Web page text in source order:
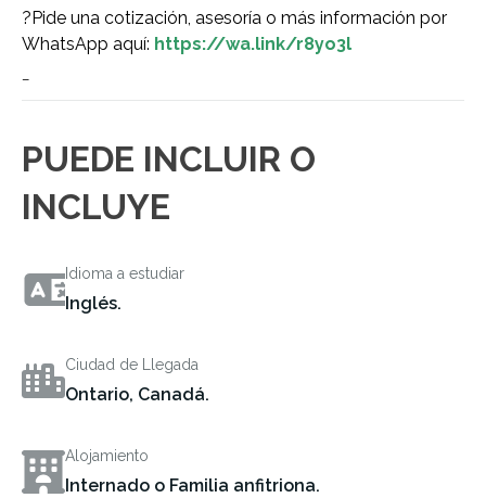
?Pide una cotización, asesoría o más información por
WhatsApp aquí: https://wa.link/r8yo3l
–
PUEDE INCLUIR O
INCLUYE
Idioma a estudiar
Inglés.
Ciudad de Llegada
Ontario, Canadá.
Alojamiento
Internado o Familia anfitriona.